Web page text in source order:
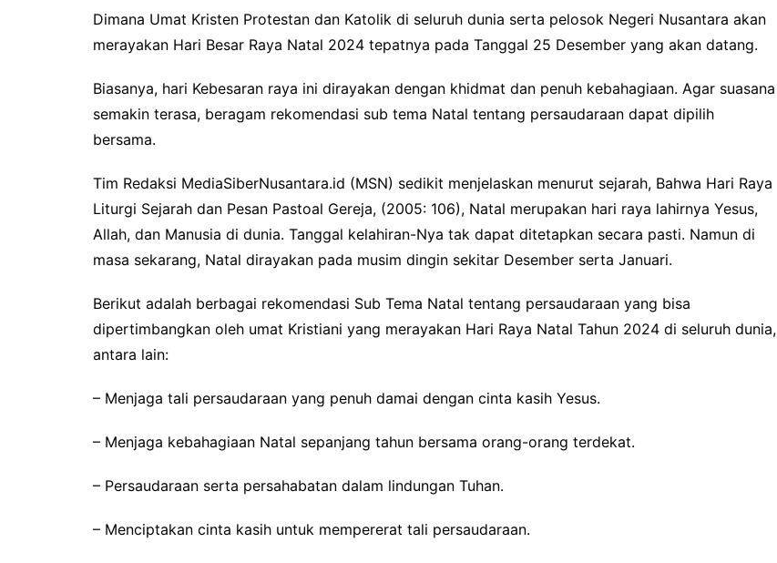
k
r
p
p
k
Dimana Umat Kristen Protestan dan Katolik di seluruh dunia serta pelosok Negeri Nusantara akan
merayakan Hari Besar Raya Natal 2024 tepatnya pada Tanggal 25 Desember yang akan datang.
Biasanya, hari Kebesaran raya ini dirayakan dengan khidmat dan penuh kebahagiaan. Agar suasana
semakin terasa, beragam rekomendasi sub tema Natal tentang persaudaraan dapat dipilih
bersama.
Tim Redaksi MediaSiberNusantara.id (MSN) sedikit menjelaskan menurut sejarah, Bahwa Hari Raya
Liturgi Sejarah dan Pesan Pastoal Gereja, (2005: 106), Natal merupakan hari raya lahirnya Yesus,
Allah, dan Manusia di dunia. Tanggal kelahiran-Nya tak dapat ditetapkan secara pasti. Namun di
masa sekarang, Natal dirayakan pada musim dingin sekitar Desember serta Januari.
Berikut adalah berbagai rekomendasi Sub Tema Natal tentang persaudaraan yang bisa
dipertimbangkan oleh umat Kristiani yang merayakan Hari Raya Natal Tahun 2024 di seluruh dunia,
antara lain:
– Menjaga tali persaudaraan yang penuh damai dengan cinta kasih Yesus.
– Menjaga kebahagiaan Natal sepanjang tahun bersama orang-orang terdekat.
– Persaudaraan serta persahabatan dalam lindungan Tuhan.
– Menciptakan cinta kasih untuk mempererat tali persaudaraan.